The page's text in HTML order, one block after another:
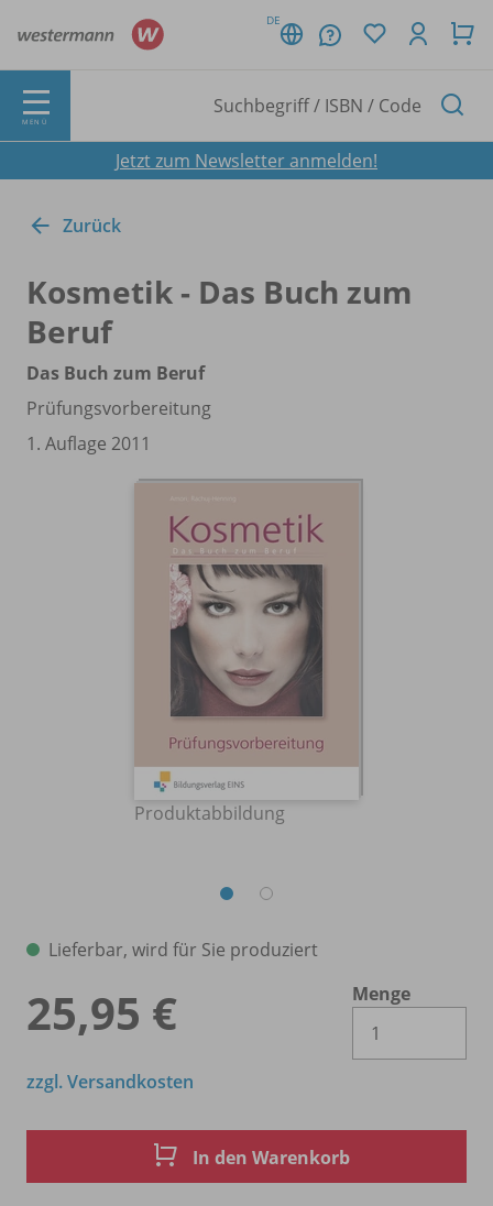
DE
MENÜ
Jetzt zum Newsletter anmelden!
Zurück
Kosmetik - Das Buch zum
Beruf
Das Buch zum Beruf
Prüfungsvorbereitung
1. Auflage 2011
Produktabbildung
Lieferbar, wird für Sie produziert
25,95 €
Menge
zzgl. Versandkosten
In den Warenkorb